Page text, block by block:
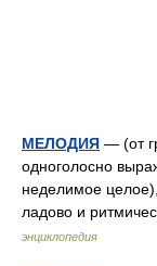
МЕЛОДИЯ — (от
одноголосно
неделимое
ладово и
энциклопедия